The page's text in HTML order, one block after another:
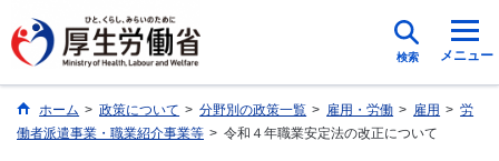
検索 メニュー
ホーム > 政策について > 分野別の政策一覧 > 雇用・労働 > 雇用 > 労
働者派遣事業・職業紹介事業等 > 令和４年職業安定法の改正について